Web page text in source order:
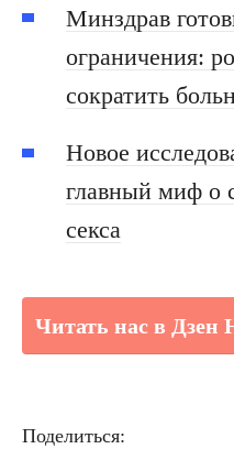
Минздрав
ограничения:
сократить
Новое
главный миф о
секса
Читать нас в Дзен
Поделиться: